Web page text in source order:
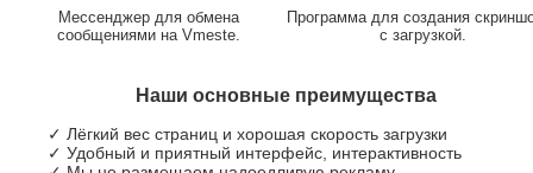
Мессенджер для обмена
сообщениями на Vmeste.
Программа для создания
с загрузкой.
Наши основные преимущества
✓ Лёгкий вес страниц и хорошая скорость загрузки
✓ Удобный и приятный интерфейс, интерактивность